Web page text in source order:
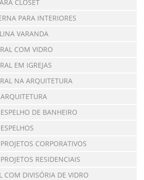
CLOSET
PARA INTERIORES
VARANDA
COM VIDRO
EM IGREJAS
NA ARQUITETURA
DE BANHEIRO
CORPORATIVOS
RESIDENCIAIS
COM DIVISÓRIA DE VIDRO